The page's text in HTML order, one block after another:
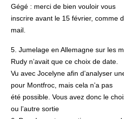
Gégé : merci de bien vouloir vous
inscrire avant le 15 février, comme
mail.
5. Jumelage en Allemagne sur les
Rudy n’avait que ce choix de date.
Vu avec Jocelyne afin d’analyser
pour Montfroc, mais cela n’a pas
été possible. Vous avez donc le
ou l’autre sortie